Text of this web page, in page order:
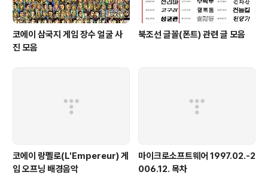
코에이 삼국지 게임 장수 얼굴 사
진 모음
북조선 글꼴(폰트) 관련 글 모음
코에이 랑펠로(L'Empereur) 게
임 오프닝 배경음악
마이크로소프트웨어 1997.02.-2
006.12. 목차